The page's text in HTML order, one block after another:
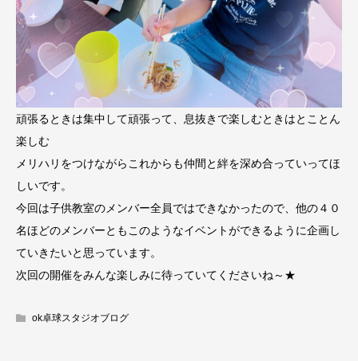
頑張るときは集中して頑張って、息抜きで楽しむときはとことん
楽しむ
メリハリをつけながらこれからも仲間と絆を深め合っていってほ
しいです。
今回は子供教室のメンバー全員ではできなかったので、他の４０
名ほどのメンバーともこのようなイベントができるように企画し
ていきたいと思っています。
次回の開催をみんな楽しみに待っていてくださいね～★
ok卓球スタジオブログ